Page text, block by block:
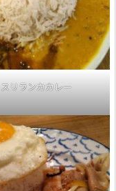
スリランカカレー